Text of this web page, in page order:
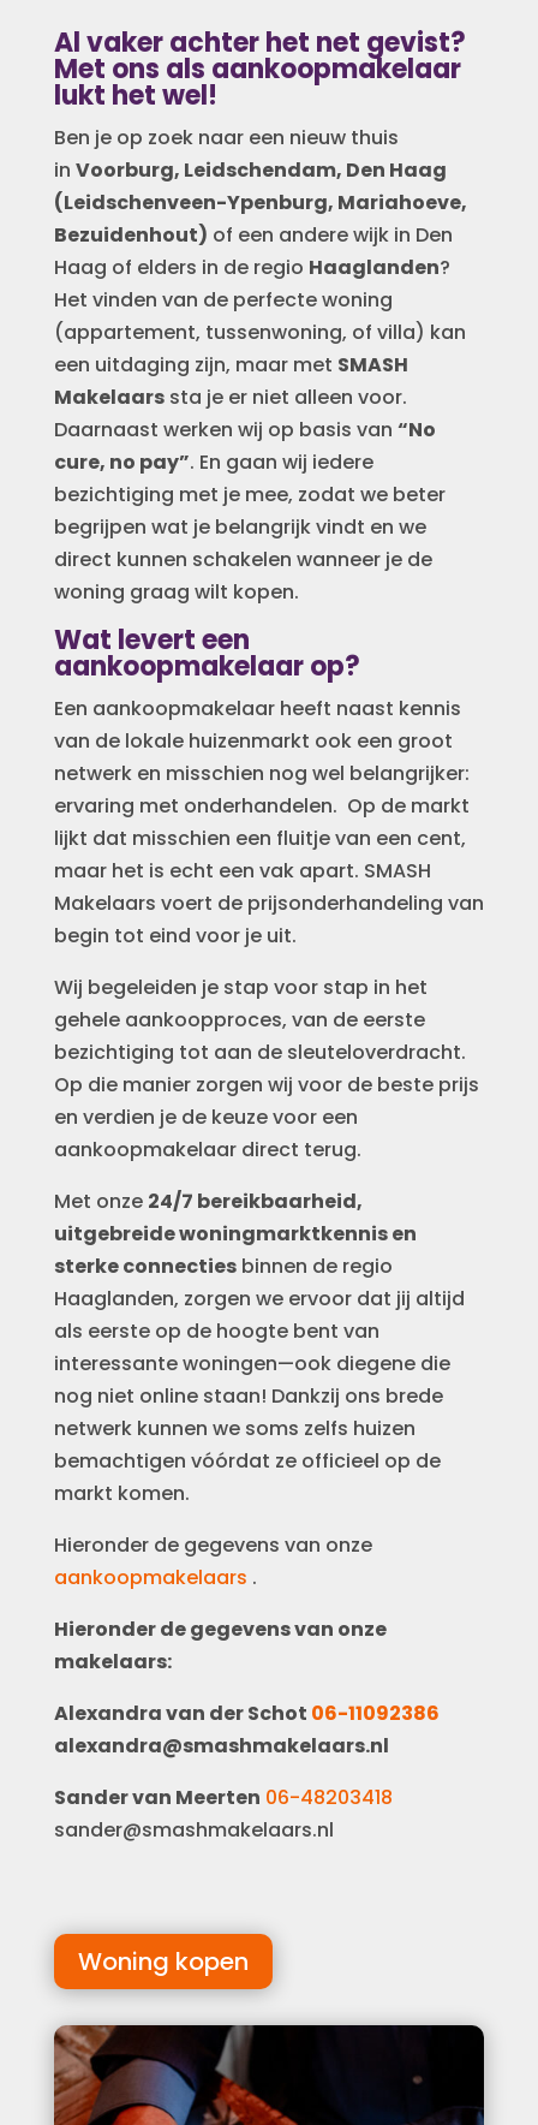
Al vaker achter het net gevist?
Met ons als aankoopmakelaar
lukt het wel!
Ben je op zoek naar een nieuw thuis
in Voorburg, Leidschendam, Den Haag
(Leidschenveen-Ypenburg, Mariahoeve,
Bezuidenhout) of een andere wijk in Den
Haag of elders in de regio Haaglanden?
Het vinden van de perfecte woning
(appartement, tussenwoning, of villa) kan
een uitdaging zijn, maar met SMASH
Makelaarssta je er niet alleen voor.
Daarnaast werken wij op basis van “No
cure, no pay”. En gaan wij iedere
bezichtiging met je mee, zodat we beter
begrijpen wat je belangrijk vindt en we
direct kunnen schakelen wanneer je de
woning graag wilt kopen.
Wat levert een
aankoopmakelaar op?
Een aankoopmakelaar heeft naast kennis
van de lokale huizenmarkt ook een groot
netwerk en misschien nog wel belangrijker:
ervaring met onderhandelen. Op de markt
lijkt dat misschien een fluitje van een cent,
maar het is echt een vak apart. SMASH
Makelaars voert de prijsonderhandeling van
begin tot eind voor je uit.
Wij begeleiden je stap voor stap in het
gehele aankoopproces, van de eerste
bezichtiging tot aan de sleuteloverdracht.
Op die manier zorgen wij voor de beste prijs
en verdien je de keuze voor een
aankoopmakelaar direct terug.
Met onze 24/7 bereikbaarheid,
uitgebreide woningmarktkennis en
sterke connectiesbinnen de regio
Haaglanden, zorgen we ervoor dat jij altijd
als eerste op de hoogte bent van
interessante woningen—ook diegene die
nog niet online staan! Dankzij ons brede
netwerk kunnen we soms zelfs huizen
bemachtigen vóórdat ze officieel op de
markt komen.
Hieronder de gegevens van onze
aankoopmakelaars .
Hieronder de gegevens van onze
makelaars:
Alexandra van der Schot 06-11092386
alexandra@smashmakelaars.nl
Sander van Meerten 06-48203418
sander@smashmakelaars.nl
Woning kopen